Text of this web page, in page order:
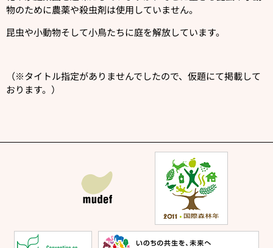
物のために農薬や殺虫剤は使用していません。
昆虫や小動物そして小鳥たちに庭を解放しています。
（※タイトル指定がありませんでしたので、仮題にて掲載して
おります。）